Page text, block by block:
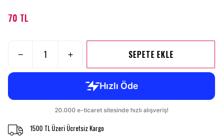
70 TL
SEPETE EKLE
1500 TL Üzeri Ücretsiz Kargo